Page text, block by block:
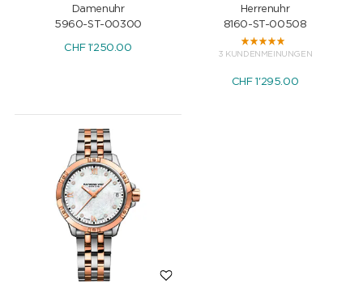
Damenuhr
5960-ST-00300
CHF 1'250.00
Herrenuhr
8160-ST-00508
3 KUNDENMEINUNGEN
CHF 1'295.00